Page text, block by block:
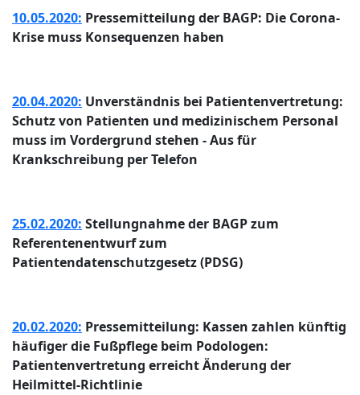
10.05.2020: Pressemitteilung der BAGP: Die Corona-
Krise muss Konsequenzen haben
20.04.2020: Unverständnis bei Patientenvertretung:
Schutz von Patienten und medizinischem Personal
muss im Vordergrund stehen - Aus für
Krankschreibung per Telefon
25.02.2020: Stellungnahme der BAGP zum
Referentenentwurf zum
Patientendatenschutzgesetz (PDSG)
20.02.2020: Pressemitteilung: Kassen zahlen künftig
häufiger die Fußpflege beim Podologen:
Patientenvertretung erreicht Änderung der
Heilmittel-Richtlinie